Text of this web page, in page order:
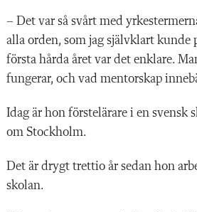
– Det var så svårt med
alla orden, som jag självklart kunde
första hårda året var det enklare.
fungerar, och vad mentorskap
Idag är hon förstelärare i en svensk
om Stockholm.
Det är drygt trettio år sedan hon
skolan.